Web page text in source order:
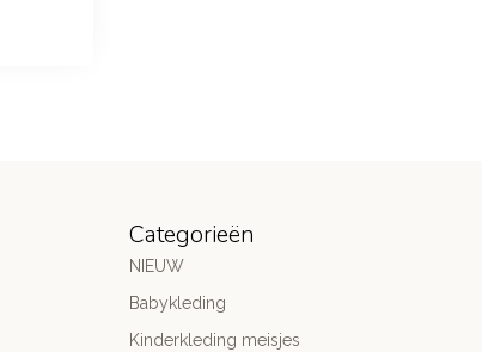
Categorieën
NIEUW
Babykleding
Kinderkleding meisjes